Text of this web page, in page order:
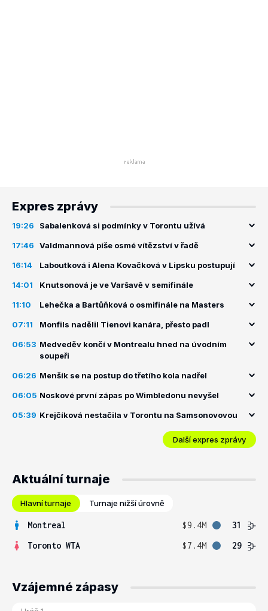
Expres zprávy
19:26 Sabalenková si podmínky v Torontu užívá
17:46 Valdmannová píše osmé vítězství v řadě
16:14 Laboutková i Alena Kovačková v Lipsku postupují
14:01 Knutsonová je ve Varšavě v semifinále
11:10 Lehečka a Bartůňková o osmifinále na Masters
07:11 Monfils nadělil Tienovi kanára, přesto padl
06:53 Medveděv končí v Montrealu hned na úvodním
soupeři
06:26 Menšík se na postup do třetího kola nadřel
06:05 Noskové první zápas po Wimbledonu nevyšel
05:39 Krejčíková nestačila v Torontu na Samsonovovou
Další expres zprávy
Aktuální turnaje
Hlavní turnaje Turnaje nižší úrovně
Montreal $9.4M
31
Toronto WTA
$7.4M 29
Vzájemné zápasy